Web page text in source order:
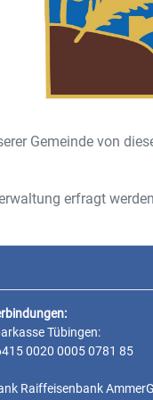
Gemeinde von
erfragt
Tübingen:
0020 0005 0781 85
Raiffeisenbank